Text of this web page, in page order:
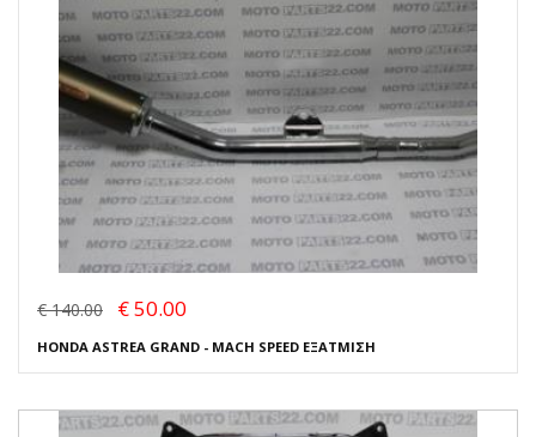
€ 140.00 € 50.00
HONDA ASTREA GRAND - MACH SPEED ΕΞΑΤΜΙΣΗ